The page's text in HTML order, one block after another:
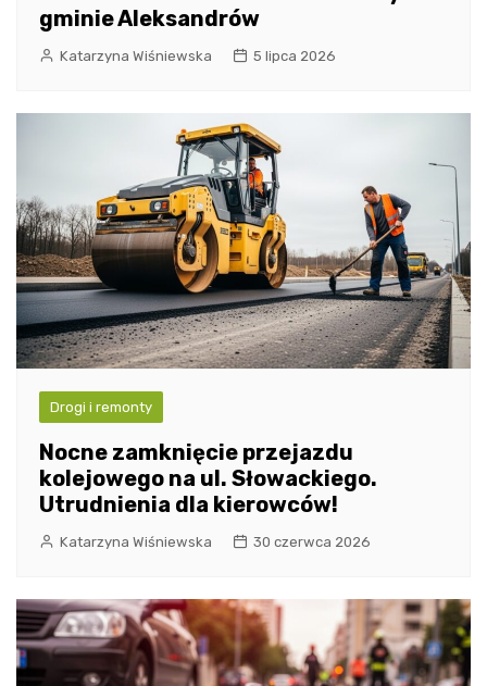
gminie Aleksandrów
Katarzyna Wiśniewska 5 lipca 2026
Drogi i remonty
Nocne zamknięcie przejazdu
kolejowego na ul. Słowackiego.
Utrudnienia dla kierowców!
Katarzyna Wiśniewska 30 czerwca 2026